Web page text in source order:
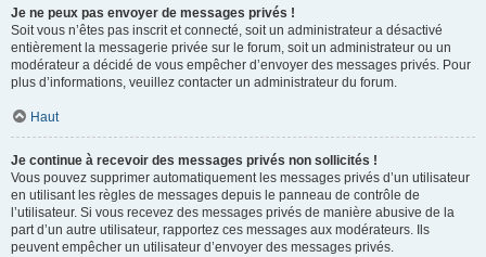
Je ne peux pas envoyer de messages privés !
Soit vous n’êtes pas inscrit et connecté, soit un administrateur a désactivé
entièrement la messagerie privée sur le forum, soit un administrateur ou un
modérateur a décidé de vous empêcher d’envoyer des messages privés. Pour
plus d’informations, veuillez contacter un administrateur du forum.
Haut
Je continue à recevoir des messages privés non sollicités !
Vous pouvez supprimer automatiquement les messages privés d’un utilisateur
en utilisant les règles de messages depuis le panneau de contrôle de
l’utilisateur. Si vous recevez des messages privés de manière abusive de la
part d’un autre utilisateur, rapportez ces messages aux modérateurs. Ils
peuvent empêcher un utilisateur d’envoyer des messages privés.